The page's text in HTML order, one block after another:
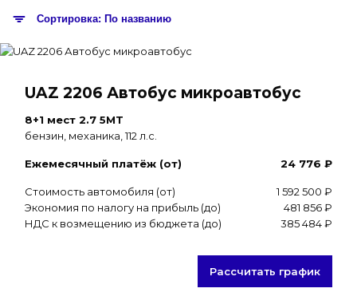
Сортировка: По названию
UAZ 2206 Автобус микроавтобус
8+1 мест 2.7 5MT
бензин, механика, 112 л.с.
Ежемесячный платёж (от) 24 776 ₽
Стоимость автомобиля (от)
1 592 500 ₽
Экономия по налогу на прибыль (до)
481 856 ₽
НДС к возмещению из бюджета (до)
385 484 ₽
Рассчитать график